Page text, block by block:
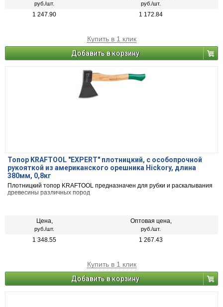
руб./шт. руб./шт.
1 247.90 1 172.84
Купить в 1 клик
Добавить в корзину
Топор KRAFTOOL "EXPERT" плотницкий, с особопрочной
рукояткой из американского орешника Hickory, длина
380мм, 0,8кг
Плотницкий топор KRAFTOOL предназначен для рубки и раскалывания
древесины различных пород
Цена,
руб./шт.
Оптовая цена,
руб./шт.
1 348.55 1 267.43
Купить в 1 клик
Добавить в корзину